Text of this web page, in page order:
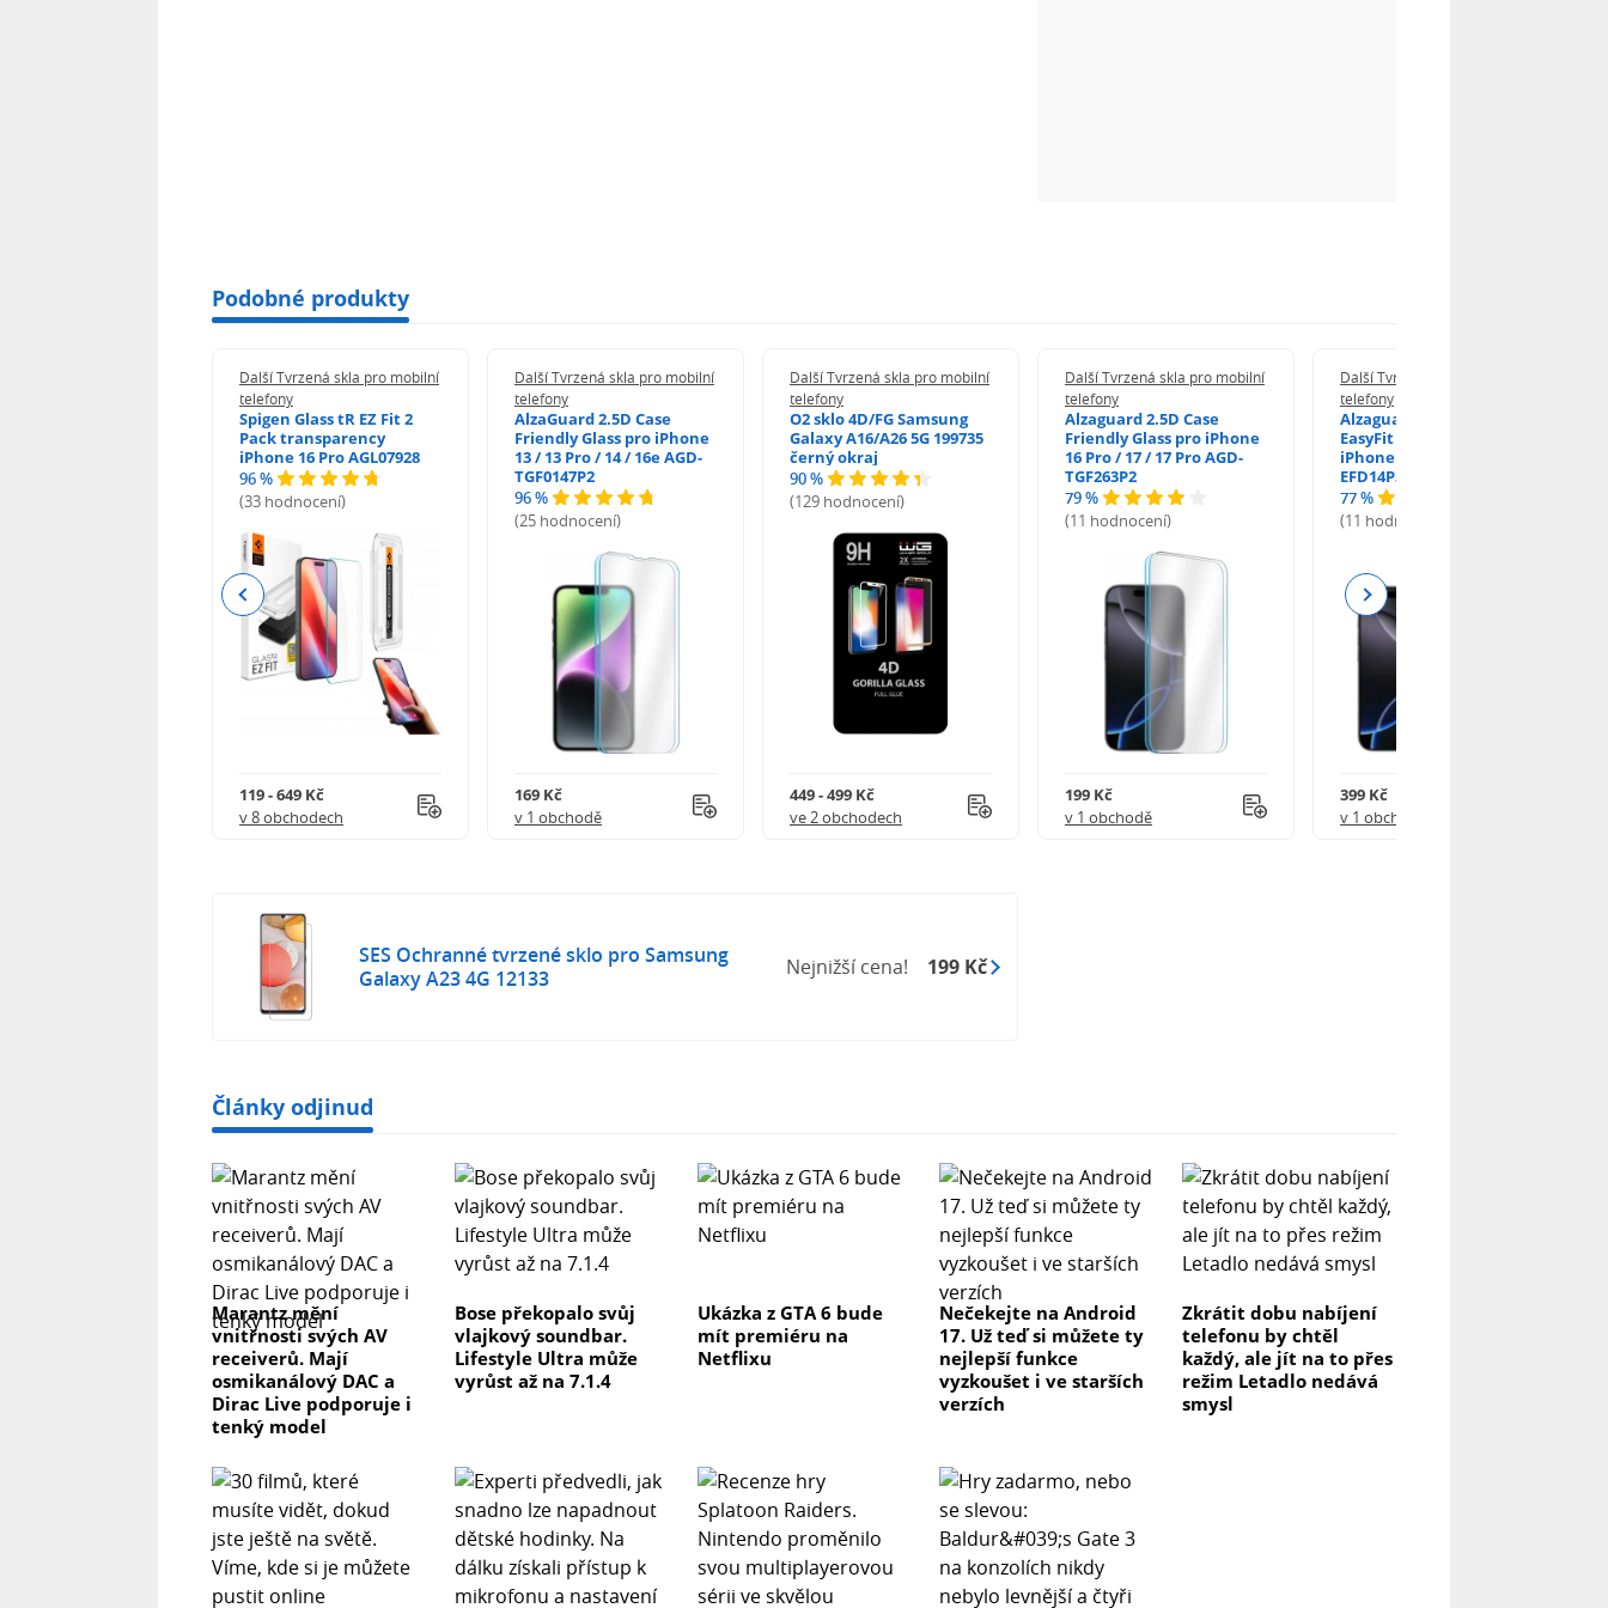
Podobné produkty
Další Tvrzená skla pro mobilní
telefony
Spigen Glass tR EZ Fit 2
Pack transparency
iPhone 16 Pro AGL07928
96 %
(33 hodnocení)
119 - 649 Kč
v 8 obchodech
Další Tvrzená skla pro mobilní
telefony
AlzaGuard 2.5D Case
Friendly Glass pro iPhone
13 / 13 Pro / 14 / 16e AGD-
TGF0147P2
96 %
(25 hodnocení)
169 Kč
v 1 obchodě
Další Tvrzená skla pro mobilní
telefony
O2 sklo 4D/FG Samsung
Galaxy A16/A26 5G 199735
černý okraj
90 %
(129 hodnocení)
449 - 499 Kč
ve 2 obchodech
Další Tvrzená skla pro mobilní
telefony
Alzaguard 2.5D Case
Friendly Glass pro iPhone
16 Pro / 17 / 17 Pro AGD-
TGF263P2
79 %
(11 hodnocení)
199 Kč
v 1 obchodě
Další Tvrzená skla pro mobilní
telefony
Alzaguard 2.5D Glass
EasyFit DustFree pro
iPhone 16 Pro / 17 AGD-
EFD14P3
77 %
(11 hodnocení)
399 Kč
v 1 obchodě
Previous Next
SES Ochranné tvrzené sklo pro Samsung
Galaxy A23 4G 12133
Nejnižší cena! 199 Kč
Články odjinud
Marantz mění
vnitřnosti svých AV
receiverů. Mají
osmikanálový DAC a
Dirac Live podporuje i
tenký model
Bose překopalo svůj
vlajkový soundbar.
Lifestyle Ultra může
vyrůst až na 7.1.4
Ukázka z GTA 6 bude
mít premiéru na
Netflixu
Nečekejte na Android
17. Už teď si můžete ty
nejlepší funkce
vyzkoušet i ve starších
verzích
Zkrátit dobu nabíjení
telefonu by chtěl
každý, ale jít na to přes
režim Letadlo nedává
smysl